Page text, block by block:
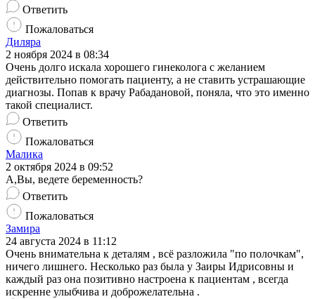
Ответить
Пожаловаться
Диляра
2 ноября 2024 в 08:34
Очень долго искала хорошего гинеколога с желанием
действительно помогать пациенту, а не ставить устрашающие
диагнозы. Попав к врачу Рабадановой, поняла, что это именно
такой специалист.
Ответить
Пожаловаться
Малика
2 октября 2024 в 09:52
А,Вы, ведете беременность?
Ответить
Пожаловаться
Замира
24 августа 2024 в 11:12
Очень внимательна к деталям , всё разложила "по полочкам",
ничего лишнего. Несколько раз была у Заиры Идрисовны и
каждый раз она позитивно настроена к пациентам , всегда
искренне улыбчива и доброжелательна .